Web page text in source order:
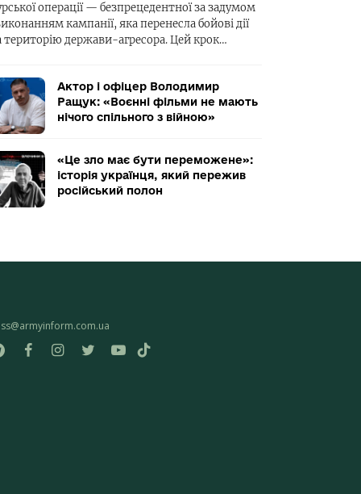
операції — безпрецедентної за задумом
кампанії, яка перенесла бойові дії
територію держави-агресора. Цей крок…
Актор і офіцер Володимир
Ращук: «Воєнні фільми не мають
нічого спільного з війною»
«Це зло має бути переможене»:
історія українця, який пережив
російський полон